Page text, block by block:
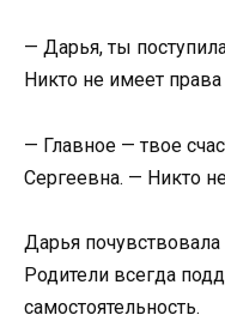
— Дарья, ты
Никто не имеет
— Главное — твое
Сергеевна. — Никто
Дарья
Родители всегда
самостоятельность.